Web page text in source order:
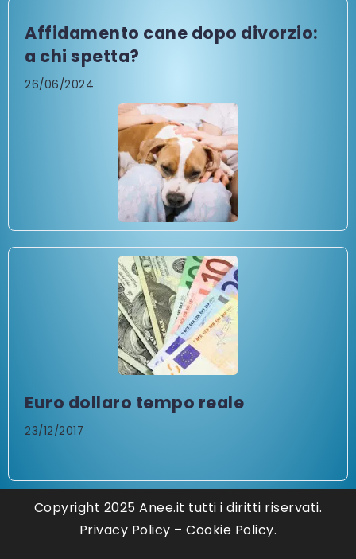
Affidamento cane dopo divorzio:
a chi spetta?
26/06/2024
Euro dollaro tempo reale
23/12/2017
Copyright 2025 Anee.it tutti i diritti riservati.
Privacy Policy –Cookie Policy.